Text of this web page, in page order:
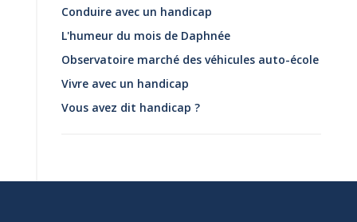
Conduire avec un handicap
L'humeur du mois de Daphnée
Observatoire marché des véhicules auto-école
Vivre avec un handicap
Vous avez dit handicap ?